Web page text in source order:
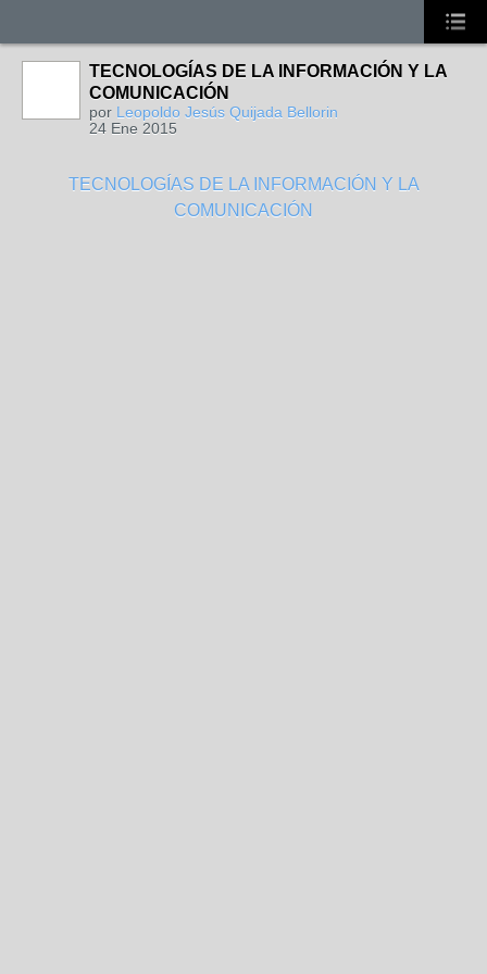
TECNOLOGÍAS DE LA INFORMACIÓN Y LA
COMUNICACIÓN
por Leopoldo Jesús Quijada Bellorin
24 Ene 2015
TECNOLOGÍAS DE LA INFORMACIÓN Y LA
COMUNICACIÓN